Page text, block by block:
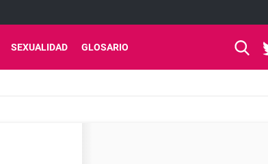
SEXUALIDAD GLOSARIO